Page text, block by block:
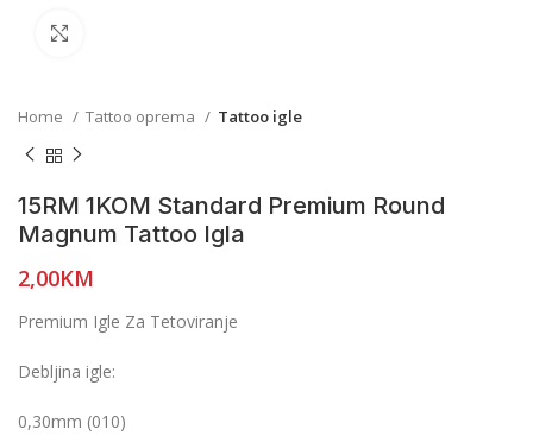
Home Tattoo oprema Tattoo igle
15RM 1KOM Standard Premium Round
Magnum Tattoo Igla
2,00KM
Premium Igle Za Tetoviranje
Debljina igle:
0,30mm (010)